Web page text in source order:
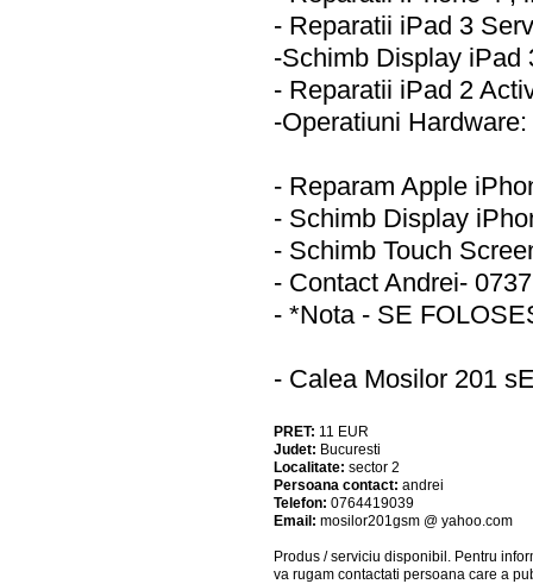
- Reparatii iPad 3
-Schimb Display iPad
- Reparatii iPad 2
-Operatiuni Hardware:
- Reparam Apple
- Schimb Display
- Schimb Touch
- Contact Andrei-
- *Nota - SE
- Calea Mosilor 201
PRET: 11 EUR
Judet: Bucuresti
Localitate: sector 2
Persoana contact: andrei
Telefon: 0764419039
Email: mosilor201gsm @ yahoo.com
Produs / serviciu disponibil . Pentru
va rugam contactati persoana care a